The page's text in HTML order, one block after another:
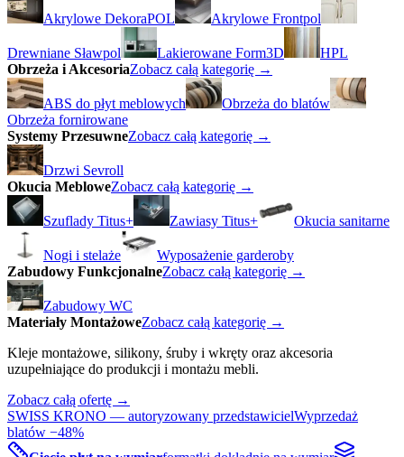
Akrylowe DekoraPOL Akrylowe Frontpol
Drewniane Sławpol Lakierowane Form3D
HPL
Obrzeża i AkcesoriaZobacz całą kategorię →
ABS do płyt meblowych
Obrzeża do blatów
Obrzeża fornirowane
Systemy PrzesuwneZobacz całą kategorię →
Drzwi Sevroll
Okucia MebloweZobacz całą kategorię →
Szuflady Titus+ Zawiasy Titus+ Okucia sanitarne
Nogi i stelaże
Wyposażenie garderoby
Zabudowy FunkcjonalneZobacz całą kategorię →
Zabudowy WC
Materiały MontażoweZobacz całą kategorię →
Kleje montażowe, silikony, śruby i wkręty oraz akcesoria
uzupełniające do produkcji i montażu mebli.
Zobacz całą ofertę →
SWISS KRONO — autoryzowany przedstawicielWyprzedaż
blatów −48%